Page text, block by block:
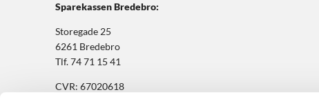
Sparekassen Bredebro:
Storegade 25
6261 Bredebro
Tlf. 74 71 15 41
CVR: 67020618